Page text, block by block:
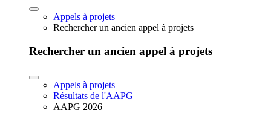
Appels à projets
Rechercher un ancien appel à projets
Rechercher un ancien appel à projets
Appels à projets
Résultats de l'AAPG
AAPG 2026